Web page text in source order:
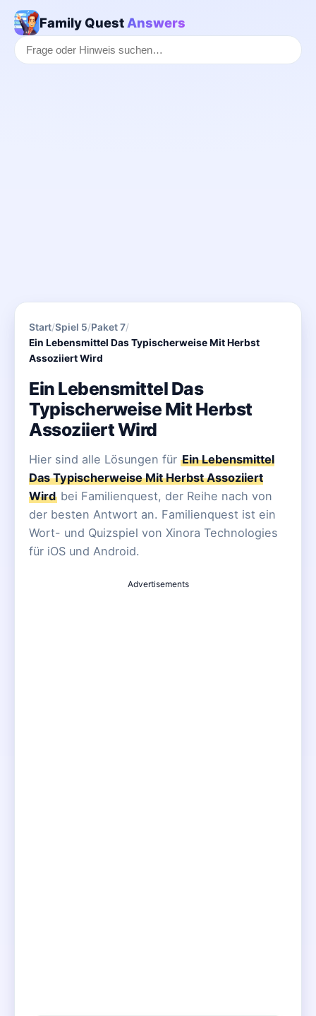
Family Quest Answers
Start/Spiel 5/Paket 7/
Ein Lebensmittel Das Typischerweise Mit Herbst
Assoziiert Wird
Ein Lebensmittel Das
Typischerweise Mit Herbst
Assoziiert Wird
Hier sind alle Lösungen für Ein Lebensmittel
Das Typischerweise Mit Herbst Assoziiert
Wird bei Familienquest, der Reihe nach von
der besten Antwort an. Familienquest ist ein
Wort- und Quizspiel von Xinora Technologies
für iOS und Android.
Advertisements